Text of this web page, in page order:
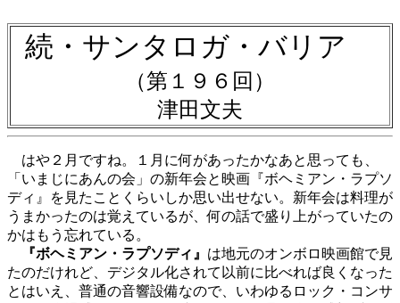
続・サンタロガ・バリア
（第１９６回）
津田文夫
はや２月ですね。１月に何があったかなあと思っても、
「いまじにあんの会」の新年会と映画『ボヘミアン・ラプソ
ディ』を見たことくらいしか思い出せない。新年会は料理が
うまかったのは覚えているが、何の話で盛り上がっていたの
かはもう忘れている。
『ボヘミアン・ラプソディ』 は地元のオンボロ映画館で見
たのだけれど、デジタル化されて以前に比べれば良くなった
とはいえ、普通の音響設備なので、いわゆるロック・コンサ